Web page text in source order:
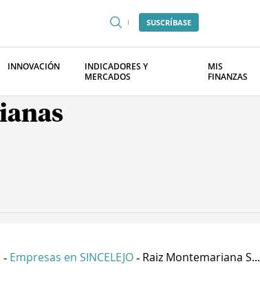
SUSCRÍBASE
INNOVACIÓN
INDICADORES Y
MERCADOS
MIS
FINANZAS
- Empresas en SINCELEJO - Raiz Montemariana S...